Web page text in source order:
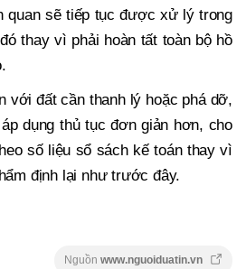
quan sẽ tiếp tục được xử lý trong
thay vì phải hoàn tất toàn bộ hồ
với đất cần thanh lý hoặc phá dỡ,
dụng thủ tục đơn giản hơn, cho
số liệu sổ sách kế toán thay vì
định lại như trước đây.
Nguồn www.nguoiduatin.vn